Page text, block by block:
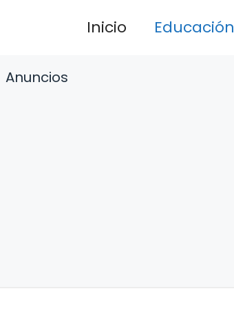
Inicio Educación
Anuncios